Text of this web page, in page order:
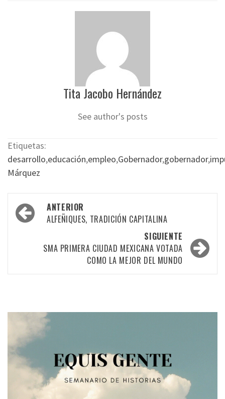
Tita Jacobo Hernández
See author's posts
Etiquetas:
desarrollo,educación,empleo,Gobernador,gobernador,
Márquez
Navegación
por
entradas
ANTERIOR
ALFEÑIQUES, TRADICIÓN CAPITALINA
SIGUIENTE
SMA PRIMERA CIUDAD MEXICANA VOTADA
COMO LA MEJOR DEL MUNDO